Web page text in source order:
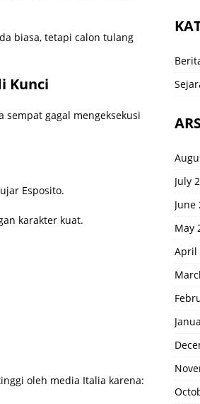
biasa, tetapi calon tulang
Kunci
gagal mengeksekusi
Esposito.
karakter kuat.
oleh media Italia karena:
July
June
May
April